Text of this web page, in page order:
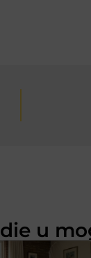
die u